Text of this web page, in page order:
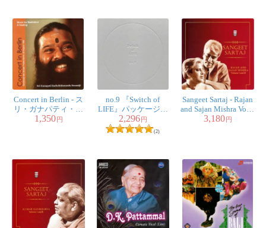
Concert in Berlin - ス
リ・ガナパティ・サ
ッチダーナンダ・ス
1,350円
no.9 『Switch of
LIFE』パッケージ＋
ダウンロードコード
（*CDは付属いたし
2,296円
(2)
Sangeet Sartaj - Rajan
and Sajan Mishra Vol.1
and 2
3,180円